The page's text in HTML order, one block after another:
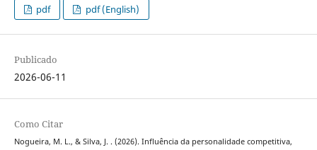
pdf pdf (English)
Publicado
2026-06-11
Como Citar
Nogueira, M. L., & Silva, J. . (2026). Influência da personalidade competitiva,